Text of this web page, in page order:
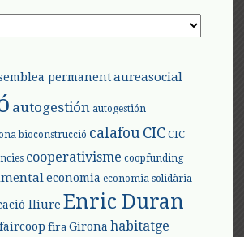
permanent aureasocial
autogestión autogestión
bioconstrucció calafou CIC CIC
cooperativisme coopfunding
economia economia solidària
lliure Enric Duran
faircoop fira Girona habitatge